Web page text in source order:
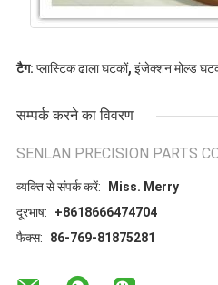
टैग: प्लास्टिक ढाला घटकों, इंजेक्शन मोल्ड
सम्पर्क करने का विवरण
SENLAN PRECISION PARTS
व्यक्ति से संपर्क करें:
Miss. Merry
दूरभाष:
+8618666474704
फैक्स:
86-769-81875281